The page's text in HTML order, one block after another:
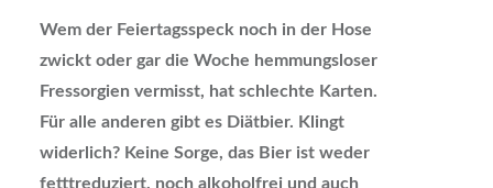
Wem der Feiertagsspeck noch in der Hose
zwickt oder gar die Woche hemmungsloser
Fressorgien vermisst, hat schlechte Karten.
Für alle anderen gibt es Diätbier. Klingt
widerlich? Keine Sorge, das Bier ist weder
fetttreduziert, noch alkoholfrei und auch